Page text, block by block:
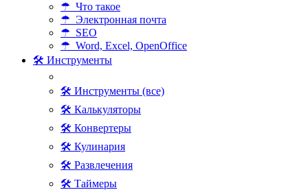
☂ Что такое
☂ Электронная почта
☂ SEO
☂ Word, Excel, OpenOffice
🛠 Инструменты
🛠 Инструменты (все)
🛠 Калькуляторы
🛠 Конвертеры
🛠 Кулинария
🛠 Развлечения
🛠 Таймеры